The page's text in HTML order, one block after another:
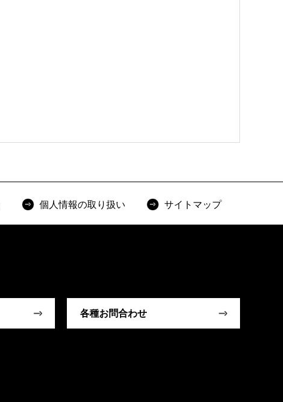
個人情報の取り扱い サイトマップ
各種お問合わせ